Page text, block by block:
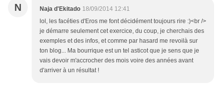
N Naja d'Ekitado 18/09/2014 12:41
lol, les facéties d'Eros me font décidément toujours rire :)<br />
je démarre seulement cet exercice, du coup, je cherchais des
exemples et des infos, et comme par hasard me revoilà sur
ton blog... Ma bourrique est un tel asticot que je sens que je
vais devoir m'accrocher des mois voire des années avant
d'arriver à un résultat !